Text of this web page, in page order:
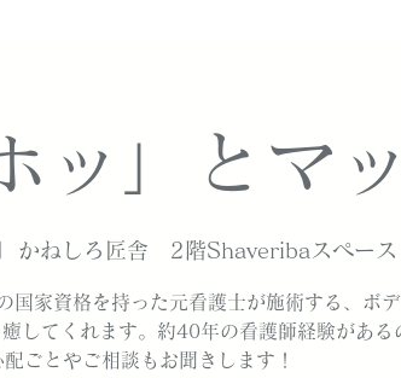
ッ」とマ
かねしろ匠舎 2階Shaveribaスペース
国家資格を持った元看護士が施術する、ボ
してくれます。約40年の看護師経験がある
配ごとやご相談もお聞きします！